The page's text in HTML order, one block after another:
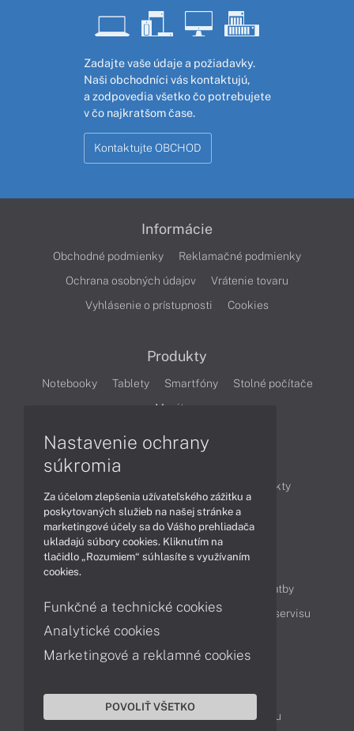
Zadajte vaše údaje a požiadavky.
Naši obchodníci vás kontaktujú,
a zodpovedia všetko čo potrebujete
v čo najkratšom čase.
Kontaktujte OBCHOD
Informácie
Obchodné podmienky
Reklamačné podmienky
Ochrana osobných údajov
Vrátenie tovaru
Vyhlásenie o prístupnosti
Cookies
Produkty
Notebooky Tablety Smartfóny
Stolné počítače
Monitory
Produkty
Technológie
Videá
Obsah
Možnosti doručenia a platby
Podpora a servis
Servisné služby Cenník servisu
Kontakty
043 4224 771
Obchodné oddelenie
Reklamácia tovaru
Nastavenie ochrany
súkromia
Za účelom zlepšenia užívateľského zážitku a
poskytovaných služieb na našej stránke a
marketingové účely sa do Vášho prehliadača
ukladajú súbory cookies. Kliknutím na
tlačidlo „Rozumiem“ súhlasíte s využívaním
cookies.
Funkčné a technické cookies
Analytické cookies
Marketingové a reklamné cookies
POVOLIŤ VŠETKO